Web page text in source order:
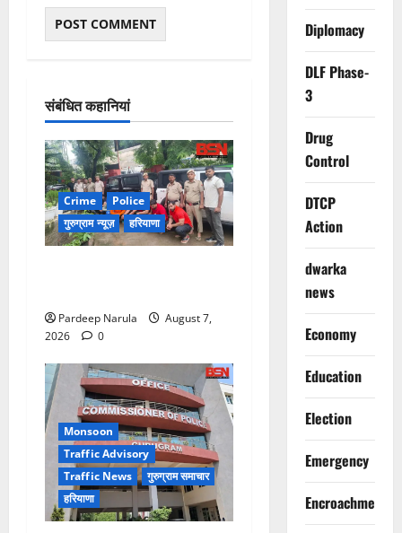
संबंधित कहानियां
Crime
Police
गुरुग्राम न्यूज़
हरियाणा
Pardeep Narula
August 7,
2026
0
Monsoon
Traffic Advisory
Traffic News
गुरुग्राम समाचार
हरियाणा
Diplomacy
DLF Phase-
3
Drug
Control
DTCP
Action
dwarka
news
Economy
Education
Election
Emergency
Encroachment